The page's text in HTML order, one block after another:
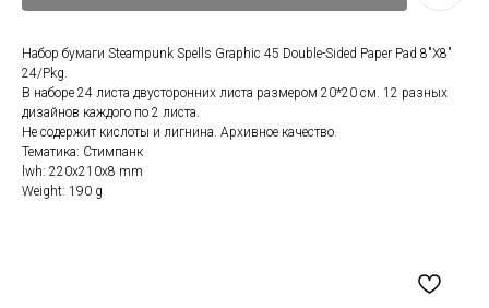
Набор бумаги Steampunk Spells Graphic 45 Double-Sided Paper Pad 8"X8"
24/Pkg.
В наборе 24 листа двусторонних листа размером 20*20 см. 12 разных
дизайнов каждого по 2 листа.
Не содержит кислоты и лигнина. Архивное качество.
Тематика: Стимпанк
lwh: 220x210x8 mm
Weight: 190 g